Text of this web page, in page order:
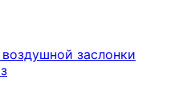
заслонки